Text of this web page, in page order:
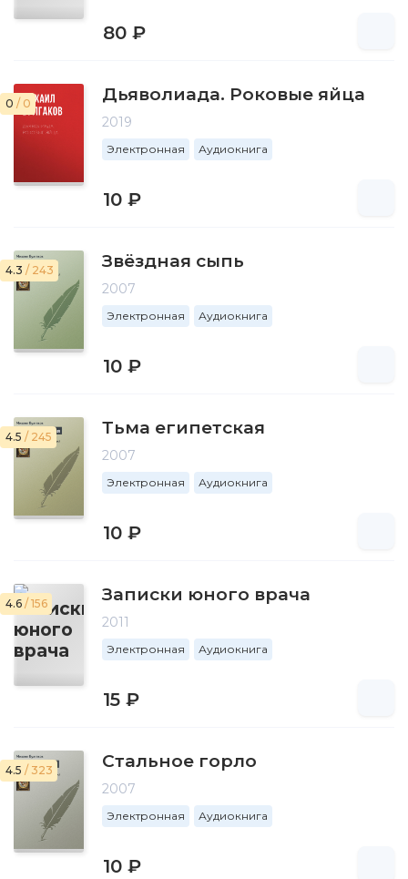
80 ₽
0 / 0 Дьяволиада. Роковые яйца
2019
Электронная Аудиокнига
10 ₽
4.3 / 243 Звёздная сыпь
2007
Электронная Аудиокнига
10 ₽
4.5 / 245 Тьма египетская
2007
Электронная Аудиокнига
10 ₽
4.6 / 156 Записки юного врача
2011
Электронная Аудиокнига
15 ₽
4.5 / 323 Стальное горло
2007
Электронная Аудиокнига
10 ₽